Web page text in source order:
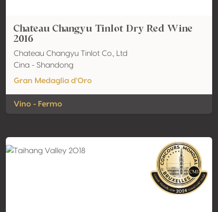
Chateau Changyu Tinlot Dry Red Wine
2016
Chateau Changyu Tinlot Co., Ltd
Cina - Shandong
Gran Medaglia d'Oro
Vino - Fermo